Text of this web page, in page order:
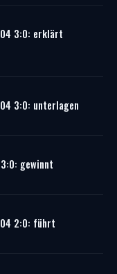
04 3:0: erklärt
3:0: unterlagen
gewinnt
04 2:0: führt